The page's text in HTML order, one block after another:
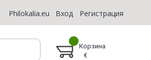
Philokalia.eu Вход Регистрация
Корзина
€